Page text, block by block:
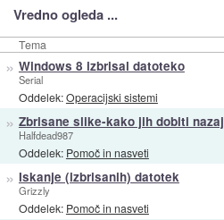
Vredno ogleda ...
Tema
» Windows 8 izbrisal datoteko
Serial
Oddelek:Operacijski sistemi
» Zbrisane slike-kako jih dobiti nazaj
Halfdead987
Oddelek: Pomoč in nasveti
» Iskanje (izbrisanih) datotek
Grizzly
Oddelek: Pomoč in nasveti